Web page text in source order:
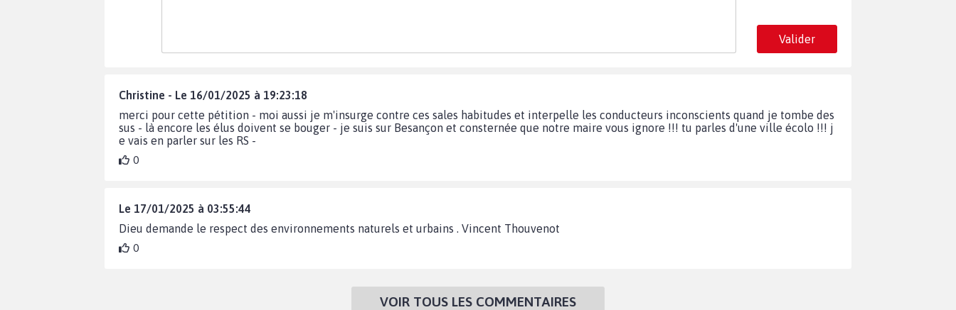
Valider
Christine - Le 16/01/2025 à 19:23:18
merci pour cette pétition - moi aussi je m'insurge contre ces sales habitudes et interpelle les conducteurs inconscients quand je tombe des
sus - là encore les élus doivent se bouger - je suis sur Besançon et consternée que notre maire vous ignore !!! tu parles d'une ville écolo !!! j
e vais en parler sur les RS -
0
Le 17/01/2025 à 03:55:44
Dieu demande le respect des environnements naturels et urbains . Vincent Thouvenot
0
VOIR TOUS LES COMMENTAIRES